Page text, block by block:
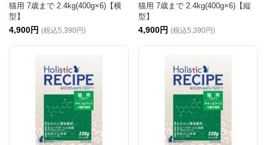
猫用 7歳まで 2.4kg(400g×6)【横
型】
4,900円 (税込5,390円)
猫用 7歳まで 2.4kg(400g×6)【縦
型】
4,900円 (税込5,390円)